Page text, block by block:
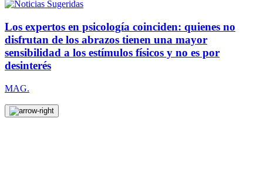
Los expertos en psicología coinciden: quienes no
disfrutan de los abrazos tienen una mayor
sensibilidad a los estímulos físicos y no es por
desinterés
MAG.